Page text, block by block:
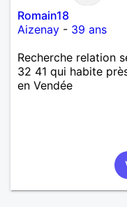
Romain18
Aizenay - 39 ans
Recherche relation
32 41 qui habite
en Vendée